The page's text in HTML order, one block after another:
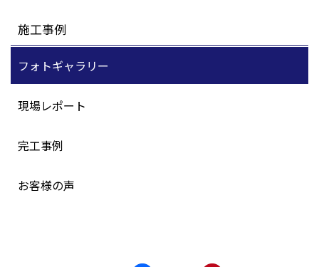
施工事例
フォトギャラリー
現場レポート
完工事例
お客様の声